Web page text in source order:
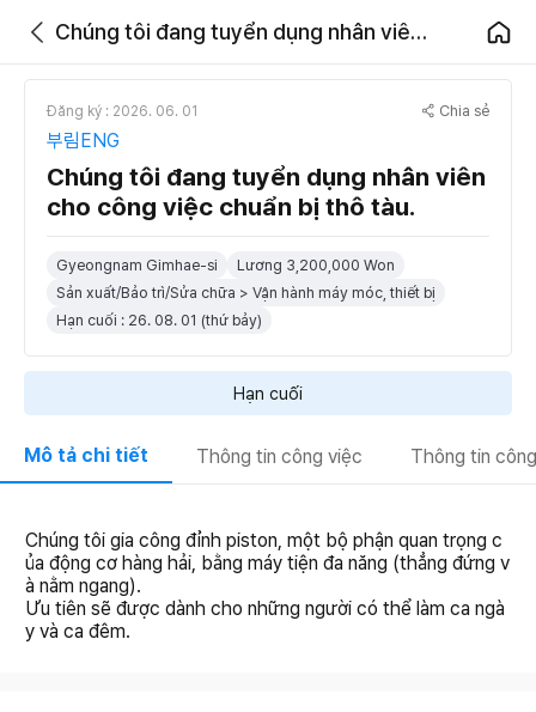
Chúng tôi đang tuyển dụng nhân viên cho công việc chuẩn bị thô tàu.
Đăng ký : 2026. 06. 01 Chia sẻ
부림ENG
Chúng tôi đang tuyển dụng nhân viên
cho công việc chuẩn bị thô tàu.
Gyeongnam Gimhae-si
Lương 3,200,000 Won
Sản xuất/Bảo trì/Sửa chữa > Vận hành máy móc, thiết bị
Hạn cuối : 26. 08. 01 (thứ bảy)
Hạn cuối
Mô tả chi tiết Thông tin công việc Thông tin
Chúng tôi gia công đỉnh piston, một bộ phận quan trọng c
ủa động cơ hàng hải, bằng máy tiện đa năng (thẳng đứng v
à nằm ngang).
Ưu tiên sẽ được dành cho những người có thể làm ca ngà
y và ca đêm.